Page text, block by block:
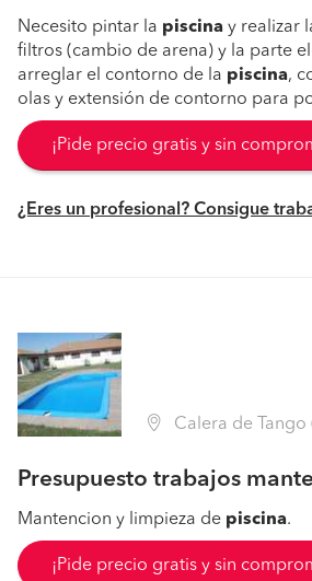
Necesito pintar la piscina y realizar
filtros (cambio de arena) y la parte
arreglar el contorno de la piscina,
olas y extensión de contorno para
¡Pide precio gratis y sin
¿Eres un profesional? Consigue
Calera de Tango (Región
Presupuesto trabajos
Mantencion y limpieza de piscina.
¡Pide precio gratis y sin